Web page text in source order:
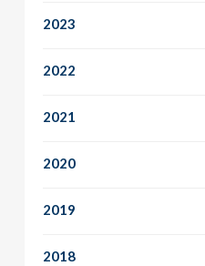
2023
2022
2021
2020
2019
2018